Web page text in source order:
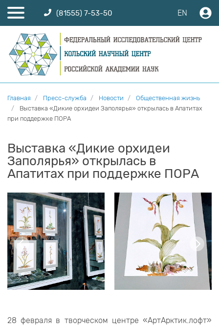
(81555) 7-53-50 EN
Главная Пресс-служба Новости
Общественная жизнь
Выставка «Дикие орхидеи Заполярья» открылась в Апатитах
при поддержке ПОРА
Выставка «Дикие орхидеи
Заполярья» открылась в
Апатитах при поддержке ПОРА
28 февраля в творческом центре «АртАрктик.лофт»